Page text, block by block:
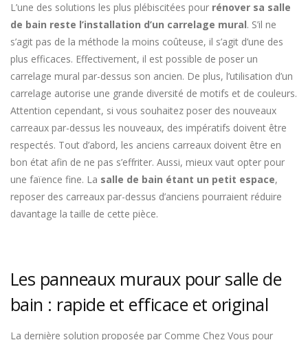
L’une des solutions les plus plébiscitées pour rénover sa salle
de bain reste l’installation d’un carrelage mural. S’il ne
s’agit pas de la méthode la moins coûteuse, il s’agit d’une des
plus efficaces. Effectivement, il est possible de poser un
carrelage mural par-dessus son ancien. De plus, l’utilisation d’un
carrelage autorise une grande diversité de motifs et de couleurs.
Attention cependant, si vous souhaitez poser des nouveaux
carreaux par-dessus les nouveaux, des impératifs doivent être
respectés. Tout d’abord, les anciens carreaux doivent être en
bon état afin de ne pas s’effriter. Aussi, mieux vaut opter pour
une faïence fine. La salle de bain étant un petit espace,
reposer des carreaux par-dessus d’anciens pourraient réduire
davantage la taille de cette pièce.
Les panneaux muraux pour salle de
bain : rapide et efficace et original
La dernière solution proposée par Comme Chez Vous pour